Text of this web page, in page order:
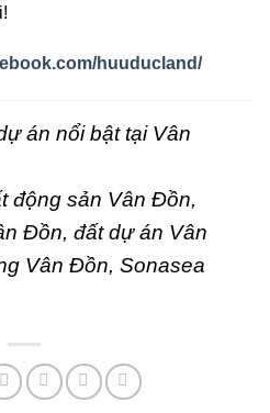
huuducland/
án nổi bật tại Vân
động sản Vân Đồn,
Đồn, đất dự án Vân
Vân Đồn, Sonasea